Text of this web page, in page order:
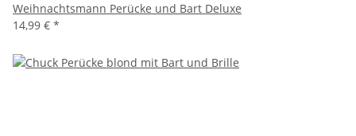
Weihnachtsmann Perücke und Bart Deluxe
14,99 € *